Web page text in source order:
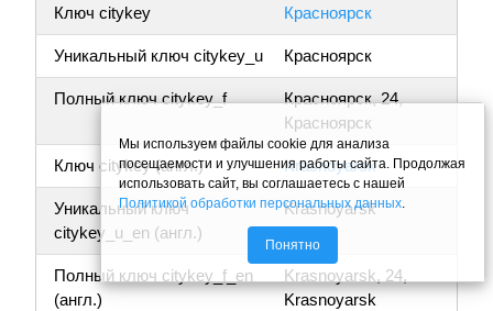
Ключ citykey Красноярск
Уникальный ключ citykey_u Красноярск
Полный ключ citykey_f
Красноярск, 24,
Красноярск
Ключ citykey (англ.) Krasnoyarsk
Уникальный ключ
citykey_u_en (англ.)
Krasnoyarsk
Полный ключ citykey_f_en
(англ.)
Krasnoyarsk, 24,
Krasnoyarsk
Мы используем файлы cookie для анализа
посещаемости и улучшения работы сайта. Продолжая
использовать сайт, вы соглашаетесь с нашей
Политикой обработки персональных данных.
Понятно